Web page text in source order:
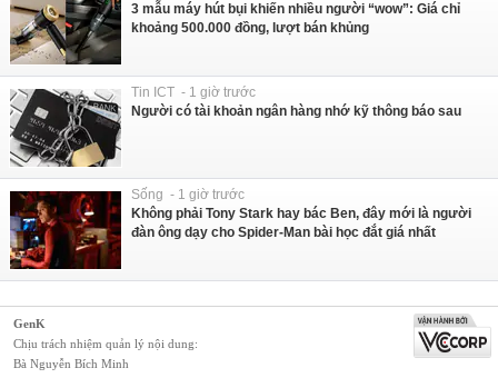
3 mẫu máy hút bụi khiến nhiều người “wow”: Giá chỉ
khoảng 500.000 đồng, lượt bán khủng
Tin ICT - 1 giờ trước
Người có tài khoản ngân hàng nhớ kỹ thông báo sau
Sống - 1 giờ trước
Không phải Tony Stark hay bác Ben, đây mới là người
đàn ông dạy cho Spider-Man bài học đắt giá nhất
GenK
Chịu trách nhiệm quản lý nội dung:
Bà Nguyễn Bích Minh